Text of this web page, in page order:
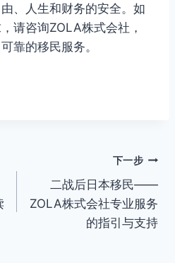
、人生和财务的安全。如
请咨询ZOLA株式会社，
靠的移民服务。
下一步
二战后日本移民——
ZOLA株式会社专业服务
的指引与支持